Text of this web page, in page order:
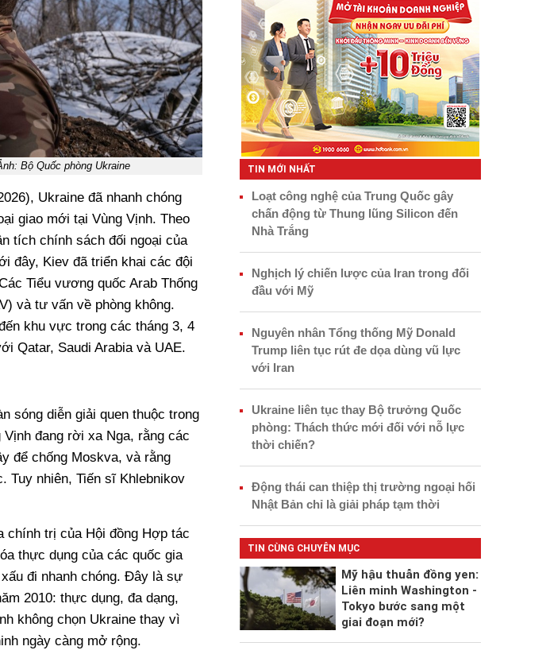
Bộ Quốc phòng Ukraine
Ukraine đã nhanh chóng
giao mới tại Vùng Vịnh. Theo
tích chính sách đối ngoại của
đây, Kiev đã triển khai các đội
Tiểu vương quốc Arab Thống
và tư vấn về phòng không.
khu vực trong các tháng 3, 4
Qatar, Saudi Arabia và UAE.
sóng diễn giải quen thuộc trong
đang rời xa Nga, rằng các
để chống Moskva, và rằng
Tuy nhiên, Tiến sĩ Khlebnikov
chính trị của Hội đồng Hợp tác
thực dụng của các quốc gia
đi nhanh chóng. Đây là sự
2010: thực dụng, đa dạng,
không chọn Ukraine thay vì
ngày càng mở rộng.
TIN MỚI NHẤT
Loạt công nghệ của Trung Quốc gây
chấn động từ Thung lũng Silicon đến
Nhà Trắng
Nghịch lý chiến lược của Iran trong đối
đầu với Mỹ
Nguyên nhân Tổng thống Mỹ Donald
Trump liên tục rút đe dọa dùng vũ lực
với Iran
Ukraine liên tục thay Bộ trưởng Quốc
phòng: Thách thức mới đối với nỗ lực
thời chiến?
Động thái can thiệp thị trường ngoại hối
Nhật Bản chỉ là giải pháp tạm thời
TIN CÙNG CHUYÊN MỤC
Mỹ hậu thuẫn đồng yen:
Liên minh Washington -
Tokyo bước sang một
giai đoạn mới?